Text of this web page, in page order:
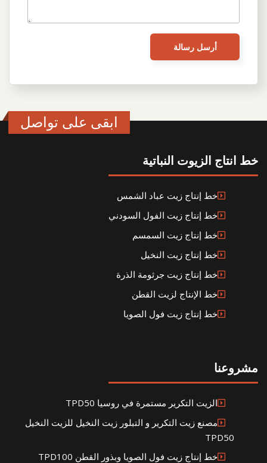
ابقى على تواصل
خط انتاج الزيوت النباتية
خط إنتاج زيت عباد الشمس
خط إنتاج زيت الفول السودني
خط إنتاج زيت السمسم
خط إنتاج زيت النخيل
خط إنتاج زيت جرثومة الذرة
خط الإنتاج لزيت القطن
خط إنتاج زيت فول الصويا
مشروعنا
الزيت التكرير مستمرة في روسيا TPD50
مصنع زيت التكرير و التبلور زيت النخيل للزيت النخيل
TPD50
خط إنتاج زيت فول الصويا وبذور القطن TPD100